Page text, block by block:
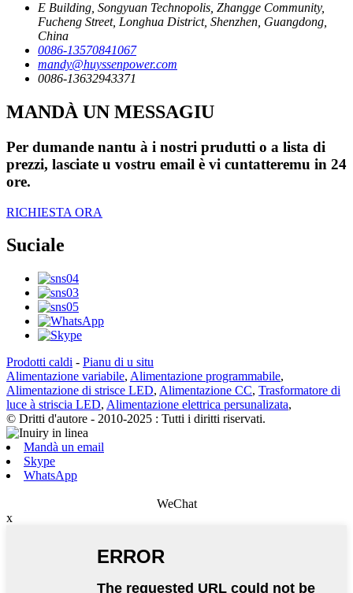
E Building, Songyuan Technopolis, Zhangge Community,
Fucheng Street, Longhua District, Shenzhen, Guangdong,
China
0086-13570841067
mandy@huyssenpower.com
0086-13632943371
MANDÀ UN MESSAGIU
Per dumande nantu à i nostri prudutti o a lista di
prezzi, lasciate u vostru email è vi cuntatteremu in 24
ore.
RICHIESTA ORA
Suciale
Prodotti caldi - Pianu di u situ
Alimentazione variabile, Alimentazione programmabile,
Alimentazione di strisce LED, Alimentazione CC, Trasformatore di
luce à striscia LED, Alimentazione elettrica persunalizata,
© Dritti d'autore - 2010-2025 : Tutti i diritti riservati.
Mandà un email
Skype
WhatsApp
WeChat
x